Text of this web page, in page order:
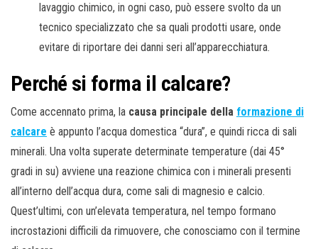
lavaggio chimico, in ogni caso, può essere svolto da un
tecnico specializzato che sa quali prodotti usare, onde
evitare di riportare dei danni seri all’apparecchiatura.
Perché si forma il calcare?
Come accennato prima, la causa principale della formazione di
calcare è appunto l’acqua domestica “dura”, e quindi ricca di sali
minerali. Una volta superate determinate temperature (dai 45°
gradi in su) avviene una reazione chimica con i minerali presenti
all’interno dell’acqua dura, come sali di magnesio e calcio.
Quest’ultimi, con un’elevata temperatura, nel tempo formano
incrostazioni difficili da rimuovere, che conosciamo con il termine